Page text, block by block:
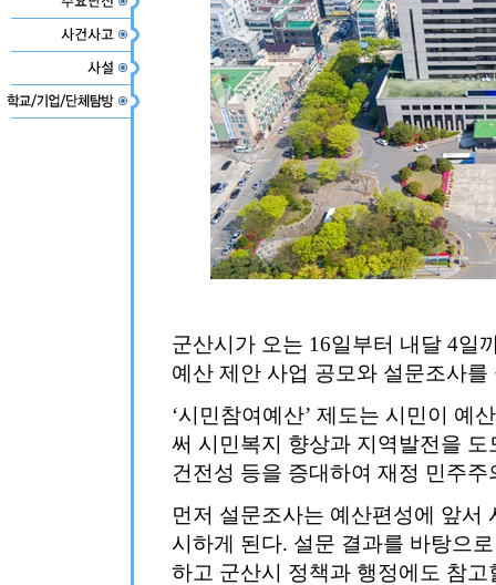
군산시가 오는 16일부터 내달 4일
예산 제안 사업 공모와 설문조사를
‘시민참여예산’ 제도는 시민이 예
써 시민복지 향상과 지역발전을 도
건전성 등을 증대하여 재정 민주
먼저 설문조사는 예산편성에 앞서
시하게 된다. 설문 결과를 바탕으
하고 군산시 정책과 행정에도 참고